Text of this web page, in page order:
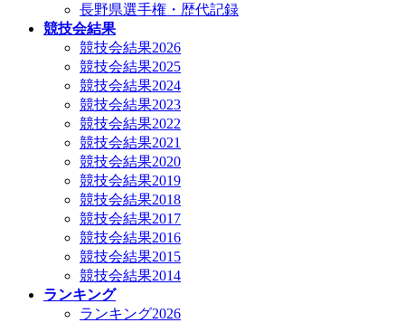
長野県選手権・歴代記録
競技会結果
競技会結果2026
競技会結果2025
競技会結果2024
競技会結果2023
競技会結果2022
競技会結果2021
競技会結果2020
競技会結果2019
競技会結果2018
競技会結果2017
競技会結果2016
競技会結果2015
競技会結果2014
ランキング
ランキング2026